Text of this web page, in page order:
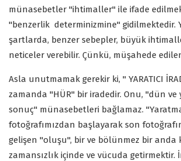
münasebetler "ihtimaller" ile ifade
"benzerlik determinizmine" gidilmektedir.
şartlarda, benzer sebepler, büyük
neticeler verebilir. Çünkü, müşahede
Asla unutmamak gerekir ki, " YARATICI
zamanda "HÜR" bir iradedir. Onu, "dün ve
sonuç" münasebetleri bağlamaz.
fotoğrafımızdan başlayarak son
gelişen "oluşu", bir ve bölünmez bir anda
zamansızlık içinde ve vücuda getirmektir.